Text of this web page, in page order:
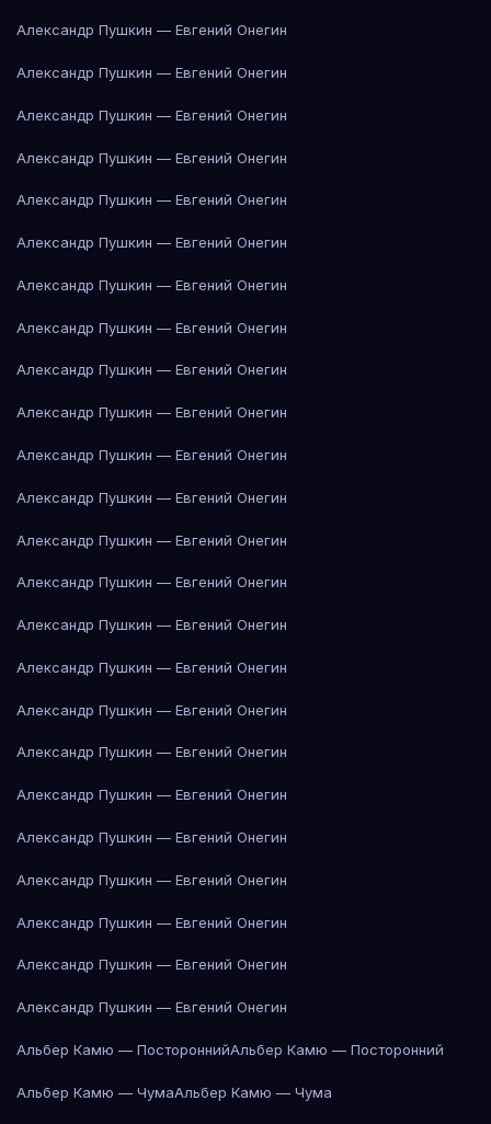
Александр Пушкин — Евгений Онегин
Александр Пушкин — Евгений Онегин
Александр Пушкин — Евгений Онегин
Александр Пушкин — Евгений Онегин
Александр Пушкин — Евгений Онегин
Александр Пушкин — Евгений Онегин
Александр Пушкин — Евгений Онегин
Александр Пушкин — Евгений Онегин
Александр Пушкин — Евгений Онегин
Александр Пушкин — Евгений Онегин
Александр Пушкин — Евгений Онегин
Александр Пушкин — Евгений Онегин
Александр Пушкин — Евгений Онегин
Александр Пушкин — Евгений Онегин
Александр Пушкин — Евгений Онегин
Александр Пушкин — Евгений Онегин
Александр Пушкин — Евгений Онегин
Александр Пушкин — Евгений Онегин
Александр Пушкин — Евгений Онегин
Александр Пушкин — Евгений Онегин
Александр Пушкин — Евгений Онегин
Александр Пушкин — Евгений Онегин
Александр Пушкин — Евгений Онегин
Александр Пушкин — Евгений Онегин
Альбер Камю — ПостороннийАльбер Камю — Посторонний
Альбер Камю — ЧумаАльбер Камю — Чума